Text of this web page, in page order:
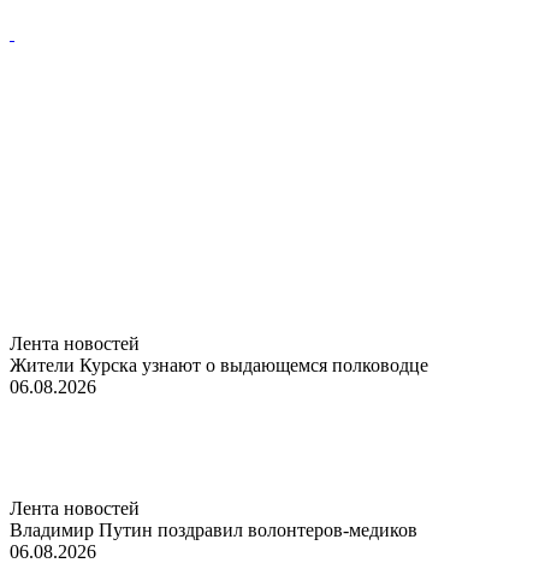
Лента новостей
Жители Курска узнают о выдающемся полководце
06.08.2026
Лента новостей
Владимир Путин поздравил волонтеров-медиков
06.08.2026